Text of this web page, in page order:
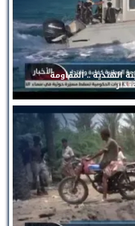
الهندية .. المقاومة